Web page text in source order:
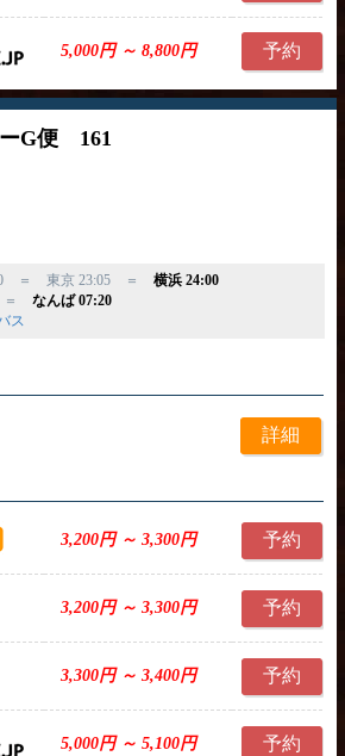
5,000円 ～ 8,800円 予約
G便 161
＝ 東京 23:05 ＝ 横浜 24:00
＝ なんば 07:20
ス
詳細
3,200円 ～ 3,300円 予約
3,200円 ～ 3,300円 予約
3,300円 ～ 3,400円 予約
5,000円 ～ 5,100円 予約